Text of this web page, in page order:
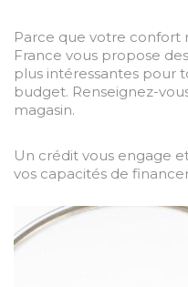
Parce que votre confort
France vous propose
plus intéressantes pour
budget. Renseignez-
magasin.
Un crédit vous engage
vos capacités de